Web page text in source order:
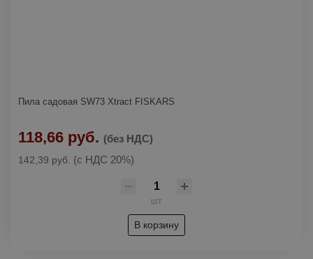
Пила садовая SW73 Xtract FISKARS
118,66 руб. (без НДС)
142,39 руб. (с НДС 20%)
шт
В корзину